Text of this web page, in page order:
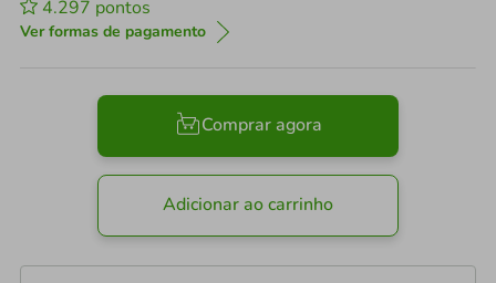
4.297 pontos
Ver formas de pagamento
Comprar agora
Adicionar ao carrinho